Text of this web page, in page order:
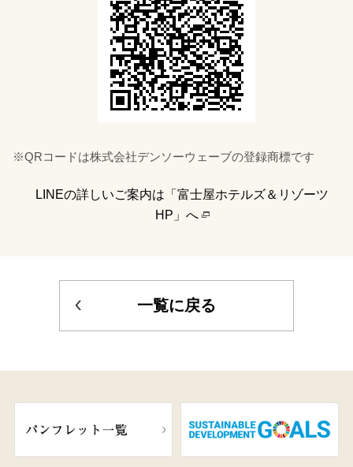
※QRコードは株式会社デンソーウェーブの登録商標です
LINEの詳しいご案内は「富士屋ホテルズ＆リゾーツ
HP」へ
一覧に戻る